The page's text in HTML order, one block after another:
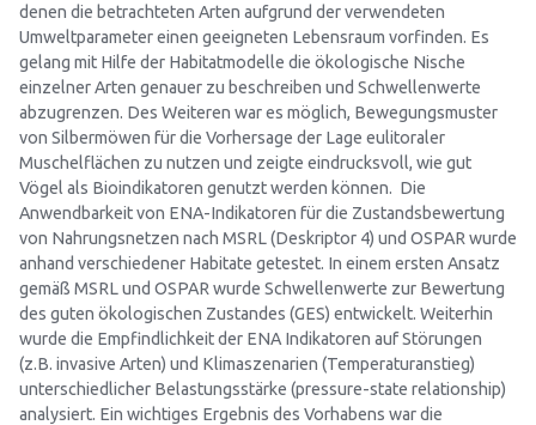
denen die betrachteten Arten aufgrund der verwendeten
Umweltparameter einen geeigneten Lebensraum vorfinden. Es
gelang mit Hilfe der Habitatmodelle die ökologische Nische
einzelner Arten genauer zu beschreiben und Schwellenwerte
abzugrenzen. Des Weiteren war es möglich, Bewegungsmuster
von Silbermöwen für die Vorhersage der Lage eulitoraler
Muschelflächen zu nutzen und zeigte eindrucksvoll, wie gut
Vögel als Bioindikatoren genutzt werden können. Die
Anwendbarkeit von ENA-Indikatoren für die Zustandsbewertung
von Nahrungsnetzen nach MSRL (Deskriptor 4) und OSPAR wurde
anhand verschiedener Habitate getestet. In einem ersten Ansatz
gemäß MSRL und OSPAR wurde Schwellenwerte zur Bewertung
des guten ökologischen Zustandes (GES) entwickelt. Weiterhin
wurde die Empfindlichkeit der ENA Indikatoren auf Störungen
(z.B. invasive Arten) und Klimaszenarien (Temperaturanstieg)
unterschiedlicher Belastungsstärke (pressure-state relationship)
analysiert. Ein wichtiges Ergebnis des Vorhabens war die